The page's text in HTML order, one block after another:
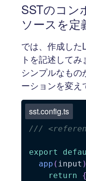
SSTのコン
ソースを定
では、作成した
トを記述してみ
シンプルなも
ーションを変え
sst.config.ts
///
export
app ( input )
return
{